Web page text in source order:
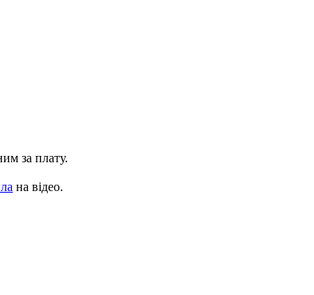
за плату.
на відео.